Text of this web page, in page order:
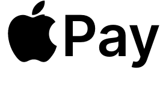
Pay